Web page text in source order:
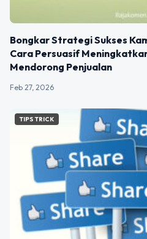
Bongkar Strategi Sukses
Cara Persuasif
Mendorong Penjualan
Feb 27, 2026
TIPS TRICK